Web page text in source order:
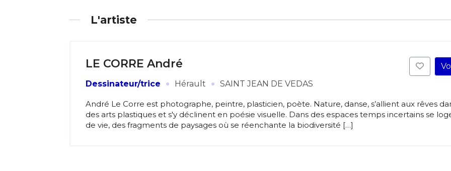
L'artiste
LE CORRE André
Dessinateur/trice · Hérault · SAINT JEAN DE VEDAS
André Le Corre est photographe, peintre, plasticien, poète. Nature, danse, s’allient aux rêves
des arts plastiques et s'y déclinent en poésie visuelle. Dans des espaces temps incertains se
de vie, des fragments de paysages où se réenchante la biodiversité […]